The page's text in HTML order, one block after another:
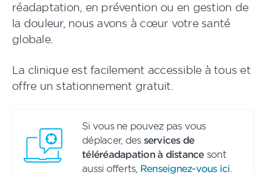
réadaptation, en prévention ou en gestion de
la douleur, nous avons à cœur votre santé
globale.
La clinique est facilement accessible à tous et
offre un stationnement gratuit.
Si vous ne pouvez pas vous
déplacer, des services de
téléréadapation à distancesont
aussi offerts, Renseignez-vous ici